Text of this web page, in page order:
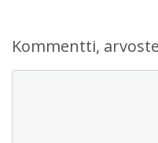
Kommentti,